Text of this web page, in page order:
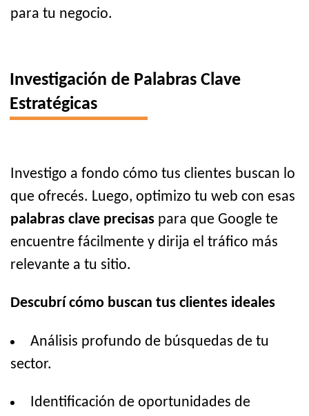
para tu negocio.
Investigación de Palabras Clave
Estratégicas
Investigo a fondo cómo tus clientes buscan lo
que ofrecés. Luego, optimizo tu web con esas
palabras clave precisas para que Google te
encuentre fácilmente y dirija el tráfico más
relevante a tu sitio.
Descubrí cómo buscan tus clientes ideales
Análisis profundo de búsquedas de tu
sector.
Identificación de oportunidades de